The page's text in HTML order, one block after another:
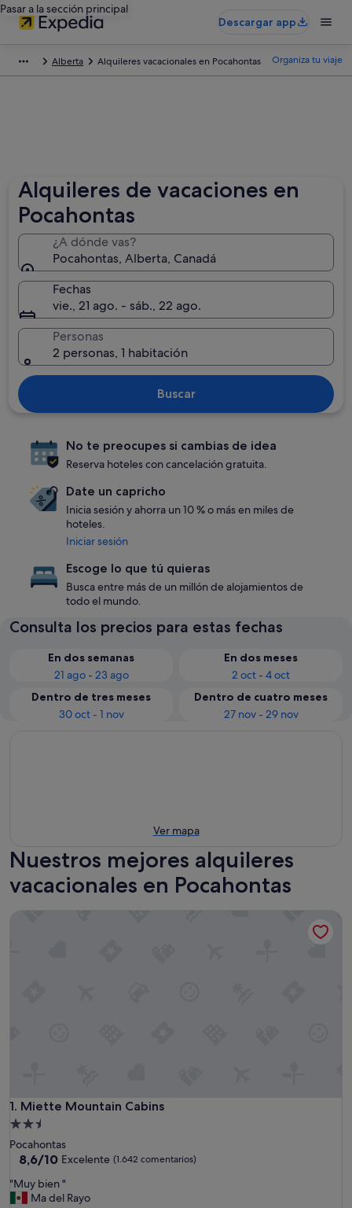
Pasar a la sección principal
Descargar app
Alberta Alquileres vacacionales en Pocahontas Organiza tu viaje
Alquileres de vacaciones en
Pocahontas
¿A dónde vas?
Pocahontas, Alberta, Canadá
Fechas
vie., 21 ago. - sáb., 22 ago.
Personas
2 personas, 1 habitación
Buscar
No te preocupes si cambias de idea
Reserva hoteles con cancelación gratuita.
Date un capricho
Inicia sesión y ahorra un 10 % o más en miles de
hoteles.
Iniciar sesión
Escoge lo que tú quieras
Busca entre más de un millón de alojamientos de
todo el mundo.
Consulta los precios para estas fechas
En dos semanas
21 ago - 23 ago
En dos meses
2 oct - 4 oct
Dentro de tres meses
30 oct - 1 nov
Dentro de cuatro meses
27 nov - 29 nov
Ver mapa
Nuestros mejores alquileres
vacacionales en Pocahontas
1. Miette Mountain Cabins
Miette Mountain Cabins
Alojamiento
de
2.5 estrellas
Pocahontas
8.6
10,
Excelente,
8,6/10 Excelente (1.642 comentarios)
"
M
"Muy bien "
Ma del Rayo